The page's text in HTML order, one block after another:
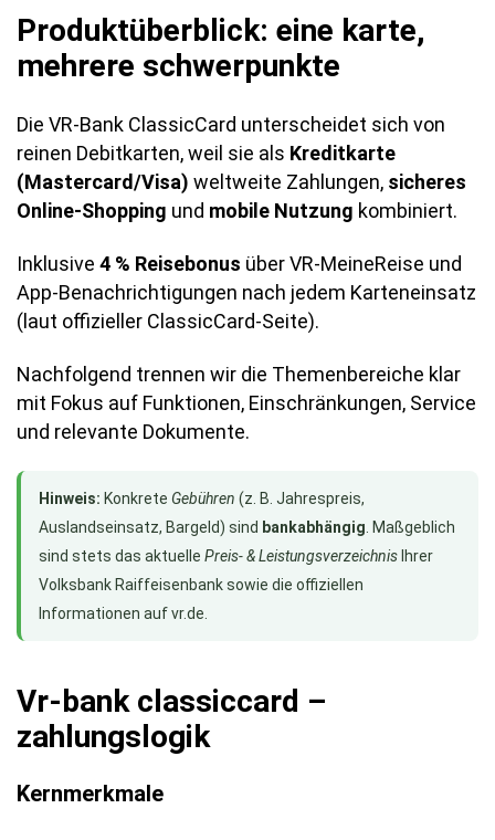
Produktüberblick: eine karte,
mehrere schwerpunkte
Die VR-Bank ClassicCard unterscheidet sich von
reinen Debitkarten, weil sie als Kreditkarte
(Mastercard/Visa) weltweite Zahlungen, sicheres
Online-Shopping und mobile Nutzung kombiniert.
Inklusive 4 % Reisebonus über VR-MeineReise und
App-Benachrichtigungen nach jedem Karteneinsatz
(laut offizieller ClassicCard-Seite).
Nachfolgend trennen wir die Themenbereiche klar
mit Fokus auf Funktionen, Einschränkungen, Service
und relevante Dokumente.
Hinweis: Konkrete Gebühren (z. B. Jahrespreis,
Auslandseinsatz, Bargeld) sind bankabhängig . Maßgeblich
sind stets das aktuelle Preis- & LeistungsverzeichnisIhrer
Volksbank Raiffeisenbank sowie die offiziellen
Informationen auf vr.de.
Vr-bank classiccard –
zahlungslogik
Kernmerkmale